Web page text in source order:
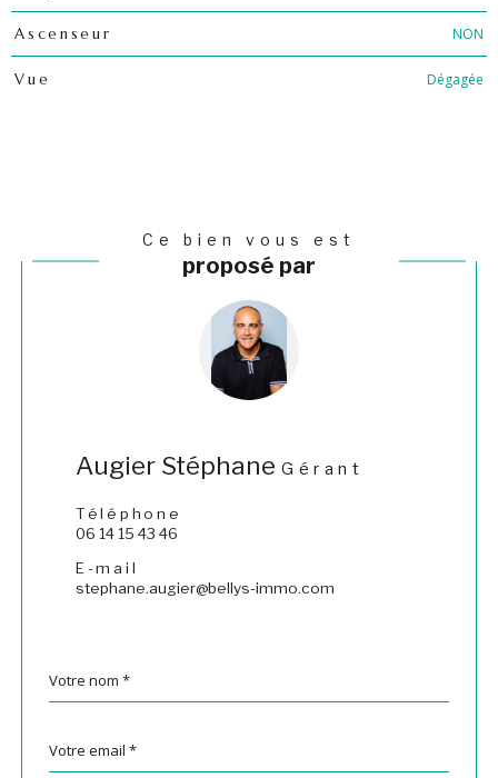
Ascenseur NON
Vue Dégagée
Ce bien vous est
proposé par
Augier Stéphane Gérant
Téléphone
06 14 15 43 46
E-mail
stephane.augier@bellys-immo.com
par
défaut
*
*